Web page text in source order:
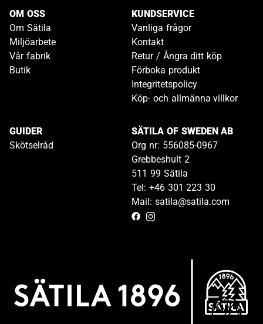
OM OSS
Om Sätila
Miljöarbete
Vår fabrik
Butik
KUNDSERVICE
Vanliga frågor
Kontakt
Retur / Ångra ditt köp
Förboka produkt
Integritetspolicy
Köp- och allmänna villkor
GUIDER
Skötselråd
SÄTILA OF SWEDEN AB
Org nr: 556085-0967
Grebbeshult 2
511 99 Sätila
Tel: +46 301 223 30
Mail: satila@satila.com